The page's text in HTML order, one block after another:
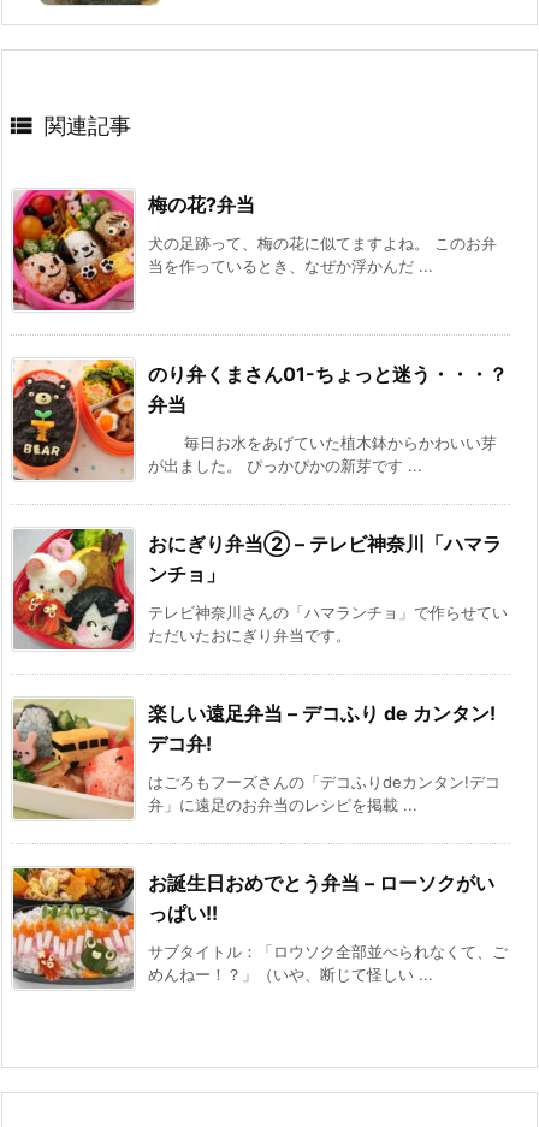
 関連記事
梅の花?弁当
犬の足跡って、梅の花に似てますよね。 このお弁
当を作っているとき、なぜか浮かんだ ...
のり弁くまさん01-ちょっと迷う・・・？
弁当
毎日お水をあげていた植木鉢からかわいい芽
が出ました。 ぴっかぴかの新芽です ...
おにぎり弁当② – テレビ神奈川「ハマラ
ンチョ」
テレビ神奈川さんの「ハマランチョ」で作らせてい
ただいたおにぎり弁当です。
楽しい遠足弁当 – デコふり de カンタン!
デコ弁!
はごろもフーズさんの「デコふりdeカンタン!デコ
弁」に遠足のお弁当のレシピを掲載 ...
お誕生日おめでとう弁当 – ローソクがい
っぱい!!
サブタイトル：「ロウソク全部並べられなくて、ご
めんねー！？」（いや、断じて怪しい ...